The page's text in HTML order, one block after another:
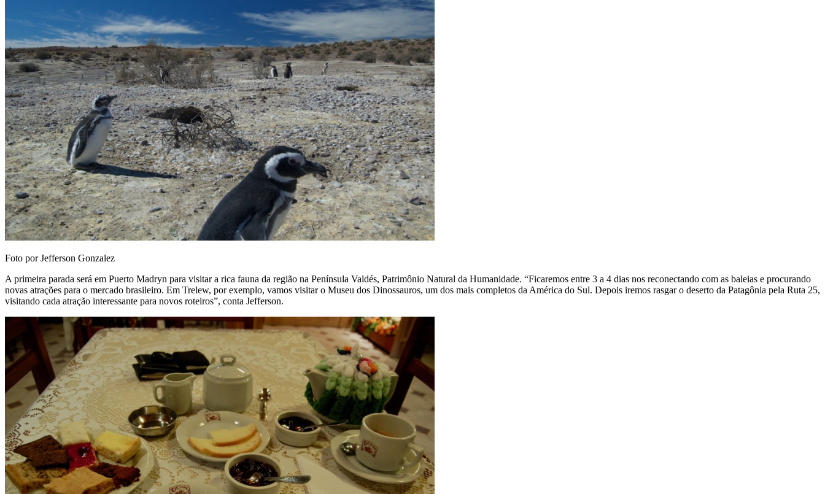
Foto por Jefferson Gonzalez
A primeira parada será em Puerto Madryn para visitar a rica fauna da região na Península Valdés, Patrimônio Natural da Humanidade. “Ficaremos entre 3 a 4 dias nos reconectando com as baleias e procurando
novas atrações para o mercado brasileiro. Em Trelew, por exemplo, vamos visitar o Museu dos Dinossauros, um dos mais completos da América do Sul. Depois iremos rasgar o deserto da Patagônia pela Ruta 25,
visitando cada atração interessante para novos roteiros”, conta Jefferson.